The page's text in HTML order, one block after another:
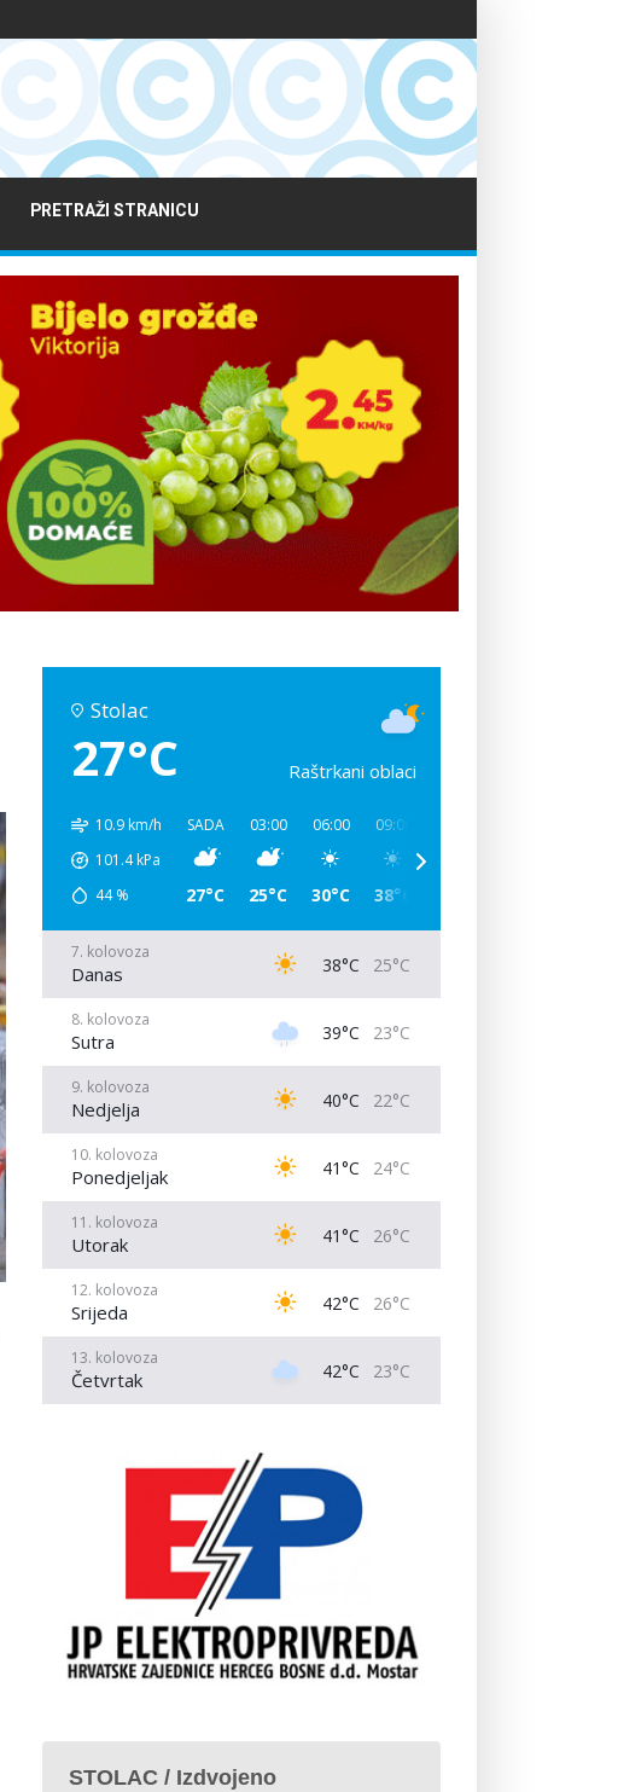
PRETRAŽI STRANICU
Stolac
27°C Raštrkani oblaci
10.9 km/h
101.4kPa
44%
SADA
27°C
03:00
25°C
06:00
30°C
09:00
38°C
7. kolovoza
Danas 38°C 25°C
8. kolovoza
Sutra 39°C 23°C
9. kolovoza
Nedjelja 40°C 22°C
10. kolovoza
Ponedjeljak 41°C 24°C
11. kolovoza
Utorak 41°C 26°C
12. kolovoza
Srijeda 42°C 26°C
13. kolovoza
Četvrtak 42°C 23°C
STOLAC / Izdvojeno